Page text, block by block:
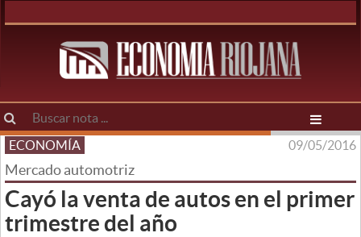
ECONOMÍA 09/05/2016
Mercado automotriz
Cayó la venta de autos en el primer
trimestre del año